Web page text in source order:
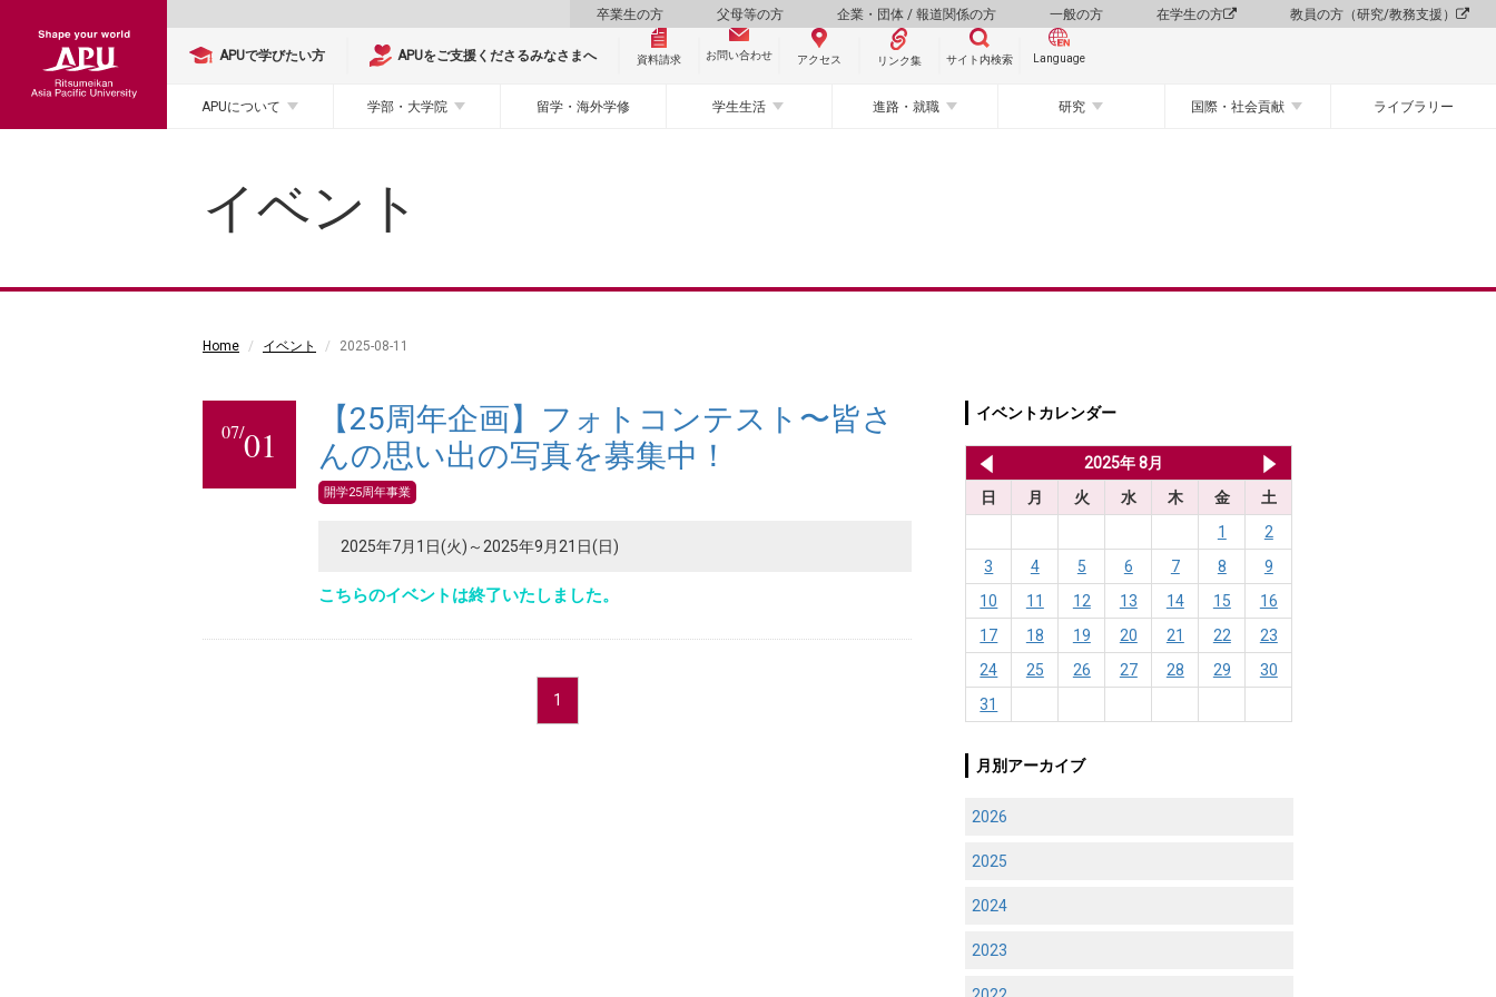
卒業生の方 父母等の方 企業・団体 / 報道関係の方 一般の方 在学生の方 教員の方（研究/教務支援）
APUで学びたい方 APUをご支援くださるみなさまへ 資料請求 お問い合わせ アクセス リンク集 サイト内検索 Language
APUについて 学部・大学院 留学・海外学修 学生生活 進路・就職 研究 国際・社会貢献 ライブラリー
イベント
Home イベント 2025-08-11
07/01
【25周年企画】フォトコンテスト〜皆さ
んの思い出の写真を募集中！
開学25周年事業
2025年7月1日(火)～2025年9月21日(日)
こちらのイベントは終了いたしました。
1
イベントカレンダー
2025年 8月
日
月 火 水 木 金
土
1
2
3
4 5 6 7 8
9
10
11 12 13 14 15
16
17
18 19 20 21 22
23
24
25 26 27 28 29
30
31
月別アーカイブ
2026
2025
2024
2023